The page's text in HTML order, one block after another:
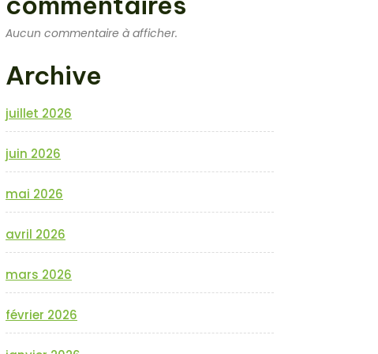
Aucun commentaire à afficher.
Archive
juillet 2026
juin 2026
mai 2026
avril 2026
mars 2026
février 2026